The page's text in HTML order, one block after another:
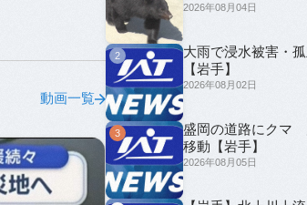
動画一覧
2026年08月04日
2
大雨で浸水被害・
【岩手】
2026年08月02日
3
盛岡の道路にクマ
移動【岩手】
2026年08月05日